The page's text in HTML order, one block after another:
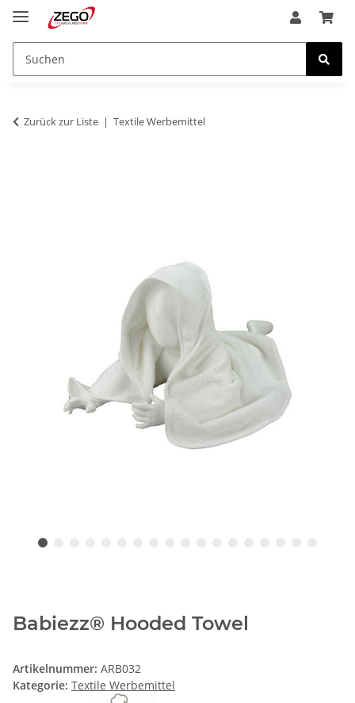
Zurück zur Liste Textile Werbemittel
Babiezz® Hooded Towel
Artikelnummer: ARB032
Kategorie: Textile Werbemittel